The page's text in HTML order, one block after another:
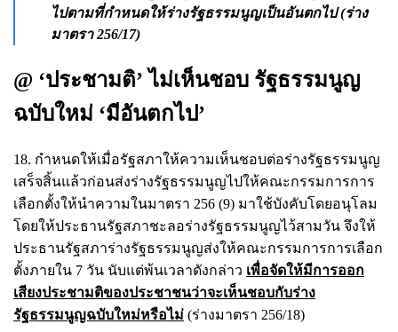
ไปตามที่กำหนดให้ร่างรัฐธรรมนูญเป็นอันตกไป (ร่าง
มาตรา 256/17)
@ ‘ประชามติ’ ไม่เห็นชอบ รัฐธรรมนูญ
ฉบับใหม่ ‘มีอันตกไป’
18. กำหนดให้เมื่อรัฐสภาให้ความเห็นชอบต่อร่างรัฐธรรมนูญ
เสร็จสิ้นแล้วก่อนส่งร่างรัฐธรรมนูญไปให้คณะกรรมการการ
เลือกตั้งให้นำความในมาตรา 256 (9) มาใช้บังคับโดยอนุโลม
โดยให้ประธานรัฐสภาชะลอร่างรัฐธรรมนูญไว้สามวัน จึงให้
ประธานรัฐสภาร่างรัฐธรรมนูญส่งให้คณะกรรมการการเลือก
ตั้งภายใน 7 วัน นับแต่พ้นเวลาดังกล่าว เพื่อจัดให้มีการออก
เสียงประชามติของประชาชนว่าจะเห็นชอบกับร่าง
รัฐธรรมนูญฉบับใหม่หรือไม่ (ร่างมาตรา 256/18)